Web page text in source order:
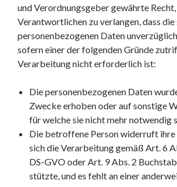
und Verordnungsgeber gewährte
Verantwortlichen zu verlangen, dass
personenbezogenen Daten
sofern einer der folgenden Gründe
Verarbeitung nicht erforderlich ist:
Die personenbezogenen Daten
Zwecke erhoben oder auf sonstige
für welche sie nicht mehr notwendig
Die betroffene Person widerruft ihre
sich die Verarbeitung gemäß Art. 6
DS-GVO oder Art. 9 Abs. 2
stützte, und es fehlt an einer